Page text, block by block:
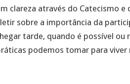
clareza através do Catecismo e
sobre a importância da
tarde, quando é possível ou
podemos tomar para viver